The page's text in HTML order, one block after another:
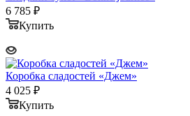
6 785 ₽
Купить
Коробка сладостей «Джем»
4 025 ₽
Купить